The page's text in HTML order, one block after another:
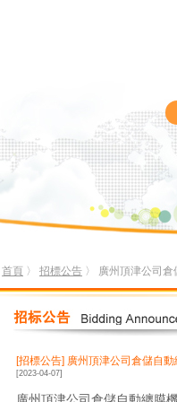
首頁 〉 招標公告 〉 廣州頂津公司
[招標公告] 廣州頂津公司倉儲自
[2023-04-07]